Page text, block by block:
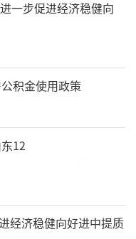
一步促进经济稳健向
积金使用政策
12
经济稳健向好进中提质